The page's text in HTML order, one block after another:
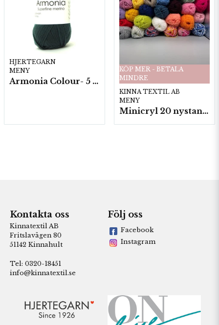
HJERTEGARN
MENY
Armonia Colour- 5 härv/fp. a100 g.
KÖP MER - BETALA
MINDRE
KINNA TEXTIL AB
MENY
Minicryl 20 nystan a25g./fp.
Kontakta oss
Kinnatextil AB
Fritslavägen 80
51142 Kinnahult
Tel: 0320-18451
info@kinnatextil.se
Följ oss
Facebook
Instagram